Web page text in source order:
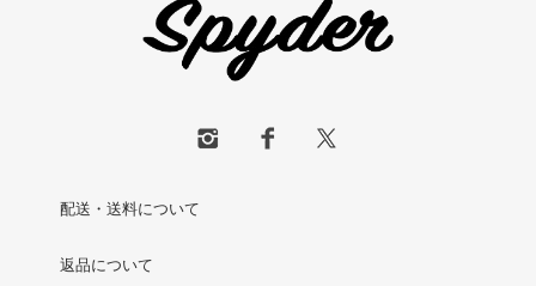
配送・送料について
返品について